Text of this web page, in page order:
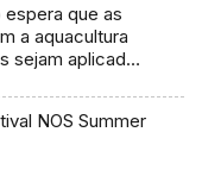
que as
a aquacultura
sejam aplicadas
NOS Summer